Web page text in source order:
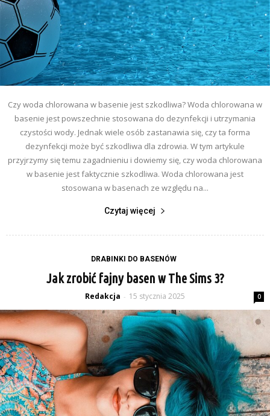
Czy woda chlorowana w basenie jest szkodliwa? Woda chlorowana w
basenie jest powszechnie stosowana do dezynfekcji i utrzymania
czystości wody. Jednak wiele osób zastanawia się, czy ta forma
dezynfekcji może być szkodliwa dla zdrowia. W tym artykule
przyjrzymy się temu zagadnieniu i dowiemy się, czy woda chlorowana
w basenie jest faktycznie szkodliwa. Woda chlorowana jest
stosowana w basenach ze względu na...
Czytaj więcej
DRABINKI DO BASENÓW
Jak zrobić fajny basen w The Sims 3?
Redakcja - 15 stycznia 2025 0